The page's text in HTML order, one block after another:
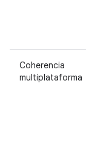
Coherencia
multiplataforma